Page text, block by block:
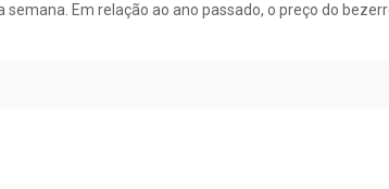
Em relação ao ano passado, o preço do